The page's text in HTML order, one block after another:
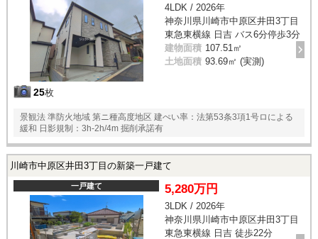
25枚
4LDK / 2026年
神奈川県川崎市中原区井田3丁目
東急東横線 日吉 バス6分停歩3分
建物面積 107.51㎡
土地面積 93.69㎡ (実測)
景観法 準防火地域 第ニ種高度地区 建ぺい率：法第53条3項1号ロによる
緩和 日影規制：3h-2h/4m 掘削承諾有
川崎市中原区井田3丁目の新築一戸建て
一戸建て 5,280万円
3LDK / 2026年
神奈川県川崎市中原区井田3丁目
東急東横線 日吉 徒歩22分